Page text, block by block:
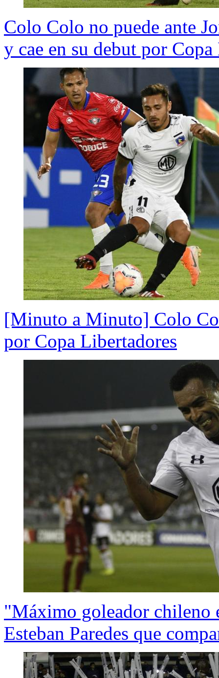
Colo Colo no puede ante
y cae en su debut por
[Minuto a Minuto] Colo
por Copa Libertadores
"Máximo goleador chileno
Esteban Paredes que